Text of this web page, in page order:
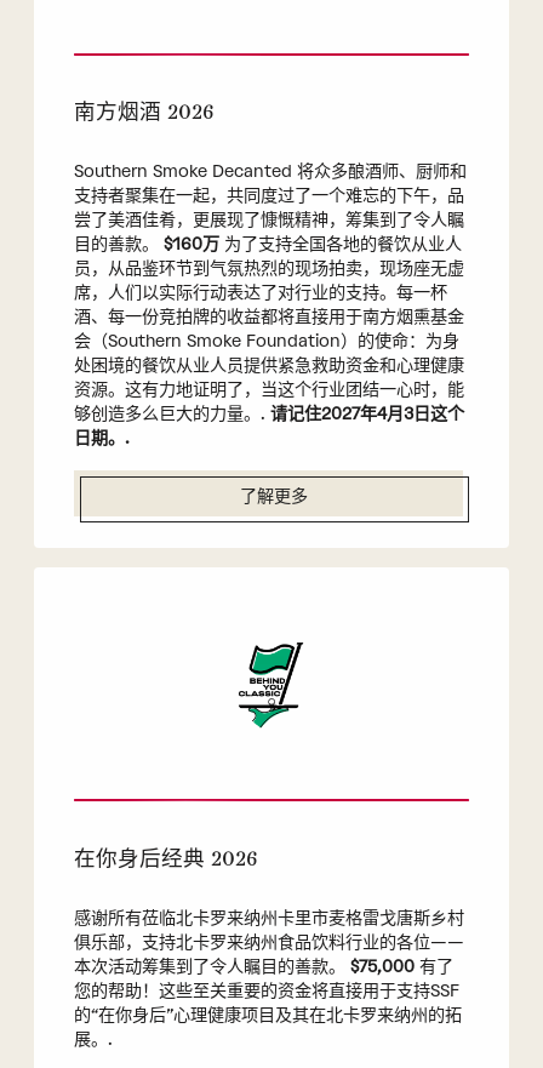
南方烟酒 2026
Southern Smoke Decanted 将众多酿酒师、厨师和
支持者聚集在一起，共同度过了一个难忘的下午，品
尝了美酒佳肴，更展现了慷慨精神，筹集到了令人瞩
目的善款。 $160万为了支持全国各地的餐饮从业人
员，从品鉴环节到气氛热烈的现场拍卖，现场座无虚
席，人们以实际行动表达了对行业的支持。每一杯
酒、每一份竞拍牌的收益都将直接用于南方烟熏基金
会（Southern Smoke Foundation）的使命：为身
处困境的餐饮从业人员提供紧急救助资金和心理健康
资源。这有力地证明了，当这个行业团结一心时，能
够创造多么巨大的力量。. 请记住2027年4月3日这个
日期。.
了解更多
在你身后经典 2026
感谢所有莅临北卡罗来纳州卡里市麦格雷戈唐斯乡村
俱乐部，支持北卡罗来纳州食品饮料行业的各位——
本次活动筹集到了令人瞩目的善款。 $75,000 有了
您的帮助！这些至关重要的资金将直接用于支持SSF
的“在你身后”心理健康项目及其在北卡罗来纳州的拓
展。.